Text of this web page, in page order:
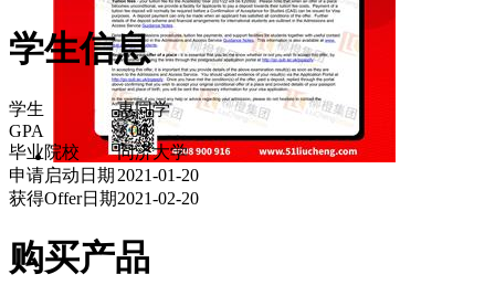
学生信息
学生
惠同学
GPA
3.00
毕业院校
同济大学
申请启动日期 2021-01-20
获得Offer日期2021-02-20
购买产品